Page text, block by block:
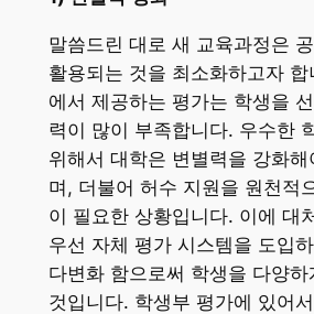
말씀드린 대로 새 교육과정은
활용되는 것을 최소화하고자
에서 제공하는 평가는 학생을
력이 많이 부족합니다. 우수한
위해서 대학은 변별력을 강화해
며, 더불어 허수 지원을 원천적
이 필요한 상황입니다. 이에 대
우선 자체 평가 시스템을 도입
다변화 함으로써 학생을 다양
것입니다. 학생부 평가에 있어